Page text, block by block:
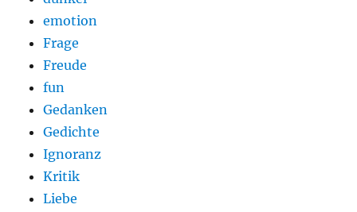
emotion
Frage
Freude
fun
Gedanken
Gedichte
Ignoranz
Kritik
Liebe